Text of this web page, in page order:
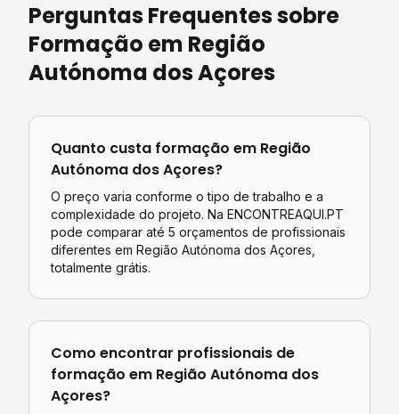
Perguntas Frequentes sobre
Formação em Região
Autónoma dos Açores
Quanto custa formação em Região
Autónoma dos Açores?
O preço varia conforme o tipo de trabalho e a
complexidade do projeto. Na ENCONTREAQUI.PT
pode comparar até 5 orçamentos de profissionais
diferentes em Região Autónoma dos Açores
totalmente grátis.
Como encontrar profissionais de
formação em Região Autónoma dos
Açores?